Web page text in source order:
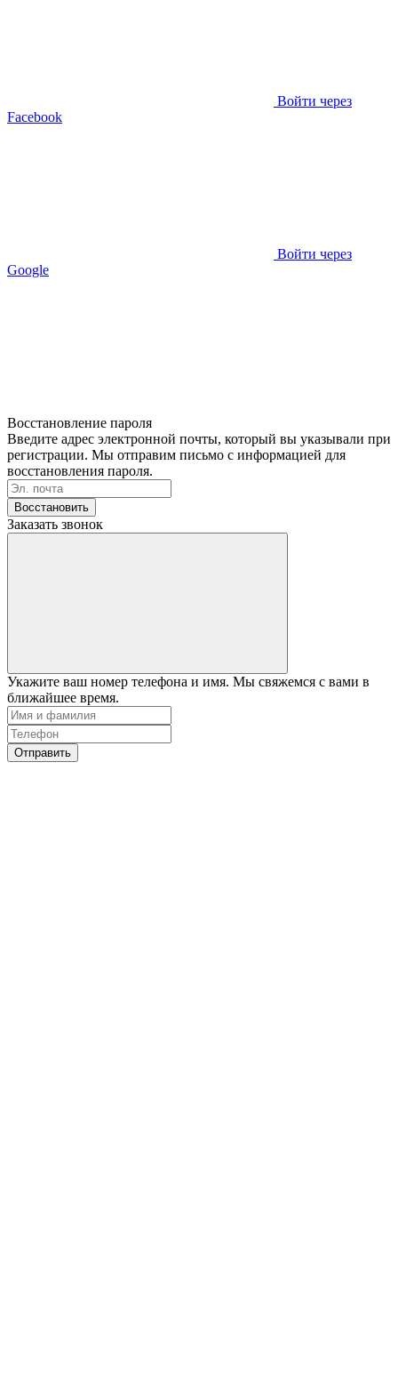
Войти через
Facebook
Войти через
Google
Восстановление пароля
Введите адрес электронной почты, который вы указывали при
регистрации. Мы отправим письмо с информацией для
восстановления пароля.
Восстановить
Заказать звонок
Укажите ваш номер телефона и имя. Мы свяжемся с вами в
ближайшее время.
Отправить